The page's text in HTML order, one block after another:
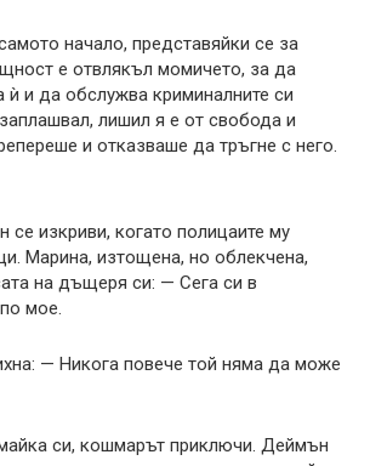
начало, представяйки се за
е отвлякъл момичето, за да
ѝ и да обслужва криминалните си
лишил я е от свобода и
и отказваше да тръгне с него.
изкриви, когато полицаите му
Марина, изтощена, но облекчена,
на дъщеря си: — Сега си в
мое.
— Никога повече той няма да може
си, кошмарът приключи. Деймън